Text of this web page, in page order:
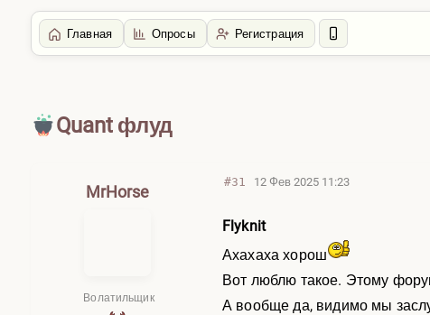
Главная Опросы Регистрация
Главная / Болталка
Quant флуд
MrHorse
Волатильщик
#31 12 Фев 2025 11:23
Flyknit
Ахахаха хорош
Вот люблю такое. Этому
А вообще да, видимо мы